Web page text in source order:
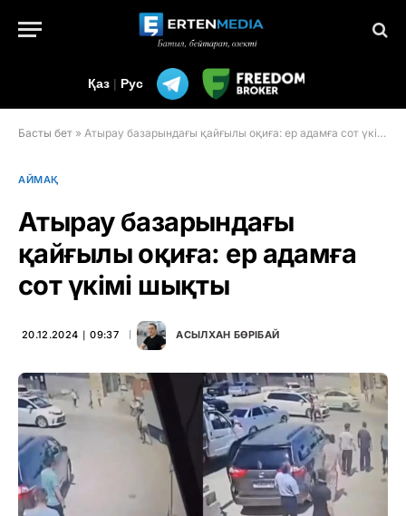
Қаз | Рус
Басты бет » Атырау базарындағы қайғылы оқиға: ер адамға сот үкімі шықты
АЙМАҚ
Атырау базарындағы
қайғылы оқиға: ер адамға
сот үкімі шықты
20.12.2024 ∣ 09:37 АСЫЛХАН БӨРІБАЙ